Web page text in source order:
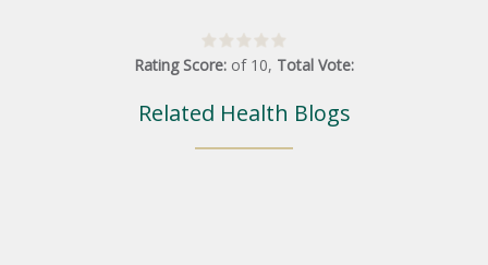
Rating Score: of 10, Total Vote:
Related Health Blogs